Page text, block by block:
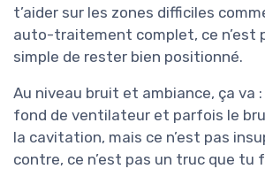
t’aider sur les zones difficiles
auto-traitement complet, ce n’est
simple de rester bien positionné.
Au niveau bruit et ambiance, ça va
fond de ventilateur et parfois le
la cavitation, mais ce n’est pas
contre, ce n’est pas un truc que tu